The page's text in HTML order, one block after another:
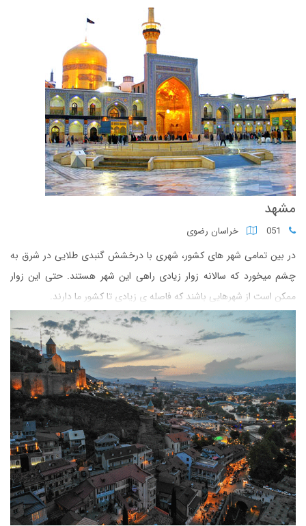
مشهد
خراسان رضوی
در بین تمامی شهر های کشور، شهری با درخشش گنبدی طلایی در شرق به
چشم میخورد که سالانه زوار زیادی راهی این شهر هستند. حتی این زوار
ممکن است از شهرهایی باشند که فاصله ی زیادی تا کشور ما دارند.